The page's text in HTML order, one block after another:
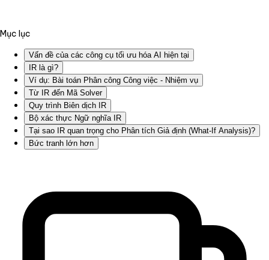
Mục lục
Vấn đề của các công cụ tối ưu hóa AI hiện tại
IR là gì?
Ví dụ: Bài toán Phân công Công việc - Nhiệm vụ
Từ IR đến Mã Solver
Quy trình Biên dịch IR
Bộ xác thực Ngữ nghĩa IR
Tại sao IR quan trọng cho Phân tích Giả định (What-If Analysis)?
Bức tranh lớn hơn